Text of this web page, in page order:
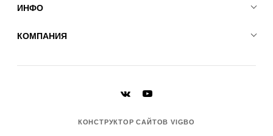
ИНФО
КОМПАНИЯ
КОНСТРУКТОР САЙТОВ VIGBO